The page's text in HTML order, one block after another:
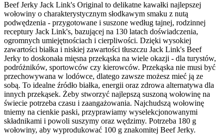
Beef Jerky Jack Link's Original to delikatne kawałki najlepszej
wołowiny o charakterystycznym słodkawym smaku z nutą
podwędzenia - przygotowane i suszone według tajnej, rodzinnej
receptury Jack Link's, bazującej na 130 latach doświadczenia,
ogromnych umiejętnościach i cierpliwości. Dzięki wysokiej
zawartości białka i niskiej zawartości tłuszczu Jack Link's Beef
Jerky to doskonała mięsna przekąska na wiele okazji - dla turystów,
podróżników, sportowców czy kierowców. Przekąska nie musi być
przechowywana w lodówce, dlatego zawsze możesz mieć ją ze
sobą. To idealne źródło białka, energii oraz zdrowa alternatywa dla
innych przekąsek. Żeby stworzyć najlepszą suszoną wołowinę na
świecie potrzeba czasu i zaangażowania. Najchudszą wołowinę
tniemy na cienkie paski, przyprawiamy wyselekcjonowanymi
składnikami i powoli suszymy oraz wędzimy. Potrzeba 180 g
wołowiny, aby wyprodukować 100 g znakomitej Beef Jerky.